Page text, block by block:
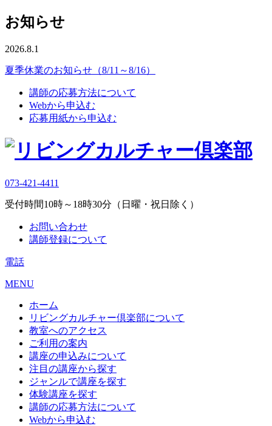
お知らせ
2026.8.1
夏季休業のお知らせ（8/11～8/16）
講師の応募方法について
Webから申込む
応募用紙から申込む
073-421-4411
受付時間10時～18時30分（日曜・祝日除く）
お問い合わせ
講師登録について
電話
MENU
ホーム
リビングカルチャー倶楽部について
教室へのアクセス
ご利用の案内
講座の申込みについて
注目の講座から探す
ジャンルで講座を探す
体験講座を探す
講師の応募方法について
Webから申込む